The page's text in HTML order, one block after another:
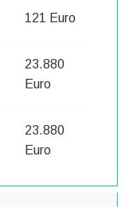
121 Euro
23.880
Euro
23.880
Euro